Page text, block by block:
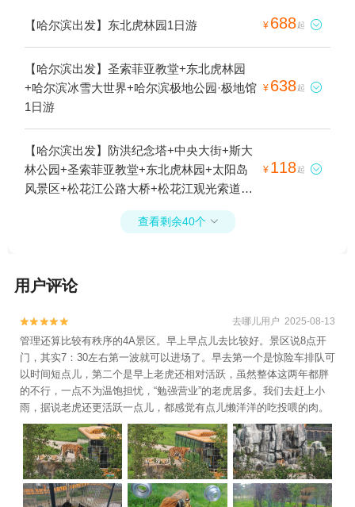
【哈尔滨出发】东北虎林园1日游 ¥ 688起 
【哈尔滨出发】圣索菲亚教堂+东北虎林园
+哈尔滨冰雪大世界+哈尔滨极地公园·极地馆
1日游
¥ 638起 
【哈尔滨出发】防洪纪念塔+中央大街+斯大
林公园+圣索菲亚教堂+东北虎林园+太阳岛
风景区+松花江公路大桥+松花江观光索道
¥ 118起 
查看剩余40个 
用户评论

 去哪儿用户 2025-08-13
管理还算比较有秩序的4A景区。早上早点儿去比较好。景区说8点开
门，其实7：30左右第一波就可以进场了。早去第一个是惊险车排队可
以时间短点儿，第二个是早上老虎还相对活跃，虽然整体这两年都胖
的不行，一点不为温饱担忧，“勉强营业”的老虎居多。我们去赶上小
雨，据说老虎还更活跃一点儿，都感觉有点儿懒洋洋的吃投喂的肉。